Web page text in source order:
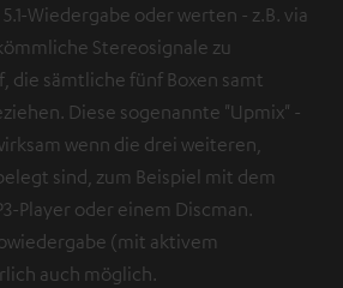
Wiedergabe oder werten - z.B. via
Stereosignale zu
die sämtliche fünf Boxen samt
Diese sogenannte "Upmix" -
wenn die drei weiteren,
sind, zum Beispiel mit dem
Player oder einem Discman.
(mit aktivem
auch möglich.